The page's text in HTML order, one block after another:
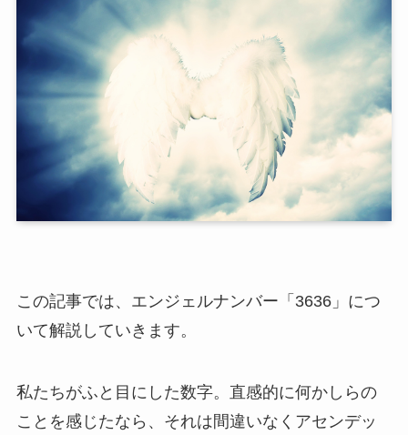
この記事では、エンジェルナンバー「3636」につ
いて解説していきます。
私たちがふと目にした数字。直感的に何かしらの
ことを感じたなら、それは間違いなくアセンデッ